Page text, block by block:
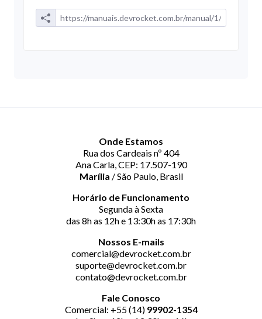
Onde Estamos
Rua dos Cardeais nº 404
Ana Carla, CEP: 17.507-190
Marília / São Paulo, Brasil
Horário de Funcionamento
Segunda à Sexta
das 8h as 12h e 13:30h as 17:30h
Nossos E-mails
comercial@devrocket.com.br
suporte@devrocket.com.br
contato@devrocket.com.br
Fale Conosco
Comercial: +55 (14) 99902-1354